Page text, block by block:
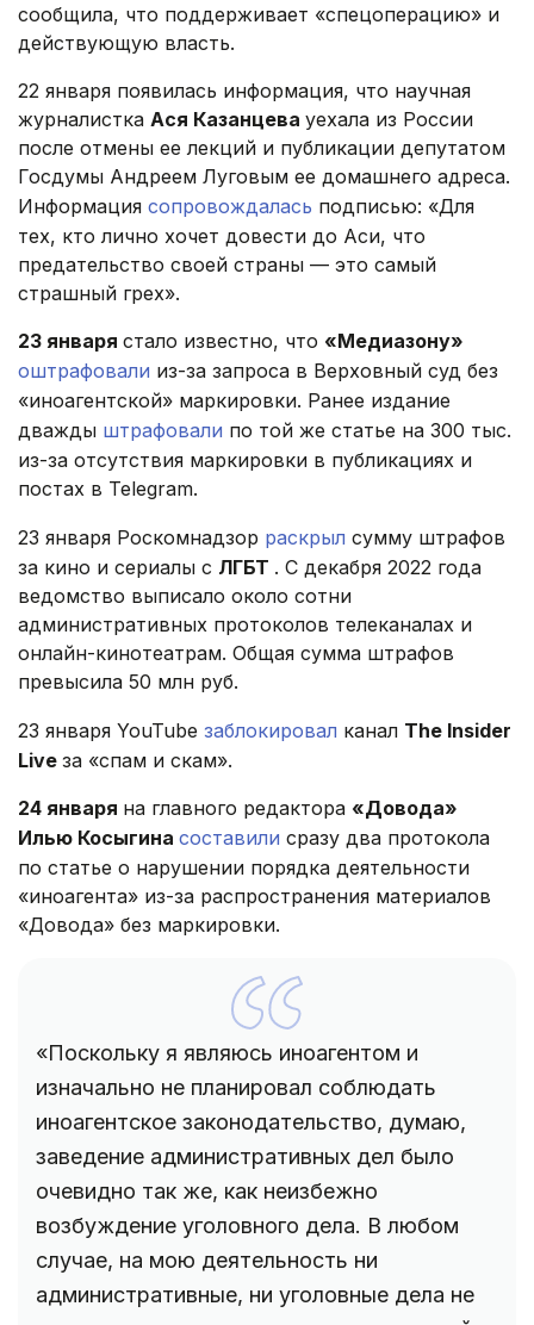
сообщила, что поддерживает «спецоперацию» и
действующую власть.
22 января появилась информация, что научная
журналистка Ася Казанцева уехала из России
после отмены ее лекций и публикации депутатом
Госдумы Андреем Луговым ее домашнего адреса.
Информация сопровождалась подписью: «Для
тех, кто лично хочет довести до Аси, что
предательство своей страны — это самый
страшный грех».
23 января стало известно, что «Медиазону»
оштрафовали из-за запроса в Верховный суд без
«иноагентской» маркировки. Ранее издание
дважды штрафовали по той же статье на 300 тыс.
из-за отсутствия маркировки в публикациях и
постах в Telegram.
23 января Роскомнадзор раскрыл сумму штрафов
за кино и сериалы с ЛГБТ . С декабря 2022 года
ведомство выписало около сотни
административных протоколов телеканалах и
онлайн-кинотеатрам. Общая сумма штрафов
превысила 50 млн руб.
23 января YouTube заблокировал канал The Insider
Live за «спам и скам».
24 января на главного редактора «Довода»
Илью Косыгина составили сразу два протокола
по статье о нарушении порядка деятельности
«иноагента» из-за распространения материалов
«Довода» без маркировки.
«Поскольку я являюсь иноагентом и
изначально не планировал соблюдать
иноагентское законодательство, думаю,
заведение административных дел было
очевидно так же, как неизбежно
возбуждение уголовного дела. В любом
случае, на мою деятельность ни
административные, ни уголовные дела не